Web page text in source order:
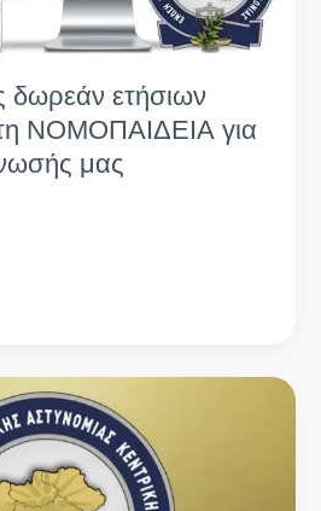
δωρεάν ετήσιων
ΝΟΜΟΠΑΙΔΕΙΑ για
μας
7/2022